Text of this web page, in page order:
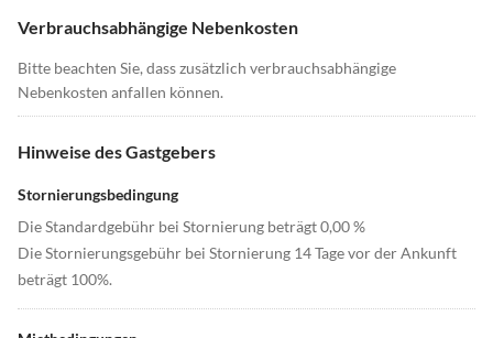
Verbrauchsabhängige Nebenkosten
Bitte beachten Sie, dass zusätzlich verbrauchsabhängige
Nebenkosten anfallen können.
Hinweise des Gastgebers
Stornierungsbedingung
Die Standardgebühr bei Stornierung beträgt 0,00 %
Die Stornierungsgebühr bei Stornierung 14 Tage vor der Ankunft
beträgt 100%.